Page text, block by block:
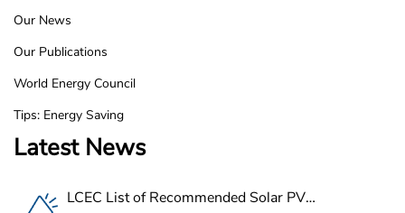
Our News
Our Publications
World Energy Council
Tips: Energy Saving
Latest News
LCEC List of Recommended Solar PV